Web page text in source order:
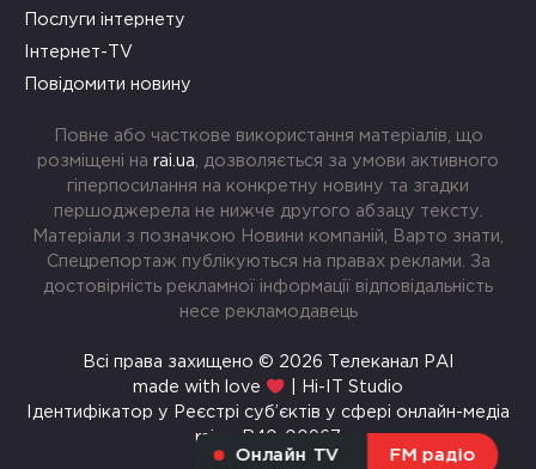
Онлайн TV FM радіо
Послуги інтернету
Інтернет-TV
Повідомити новину
Повне або часткове використання матеріалів, що
розміщені на rai.ua , дозволяється за умови активного
гіперпосилання на конкретну новину та згадки
першоджерела не нижче другого абзацу тексту.
Матеріали з позначкою Новини компаній, Варто знати,
Спецрепортаж публікуються на правах реклами. За
достовірність рекламної інформації відповідальність
несе рекламодавець
Всі права захищено © 2026 Телеканал РАІ
made with love
| Hi-IT Studio
Ідентифікатор у Реєстрі суб’єктів у сфері онлайн-медіа
rai.ua R40-00967